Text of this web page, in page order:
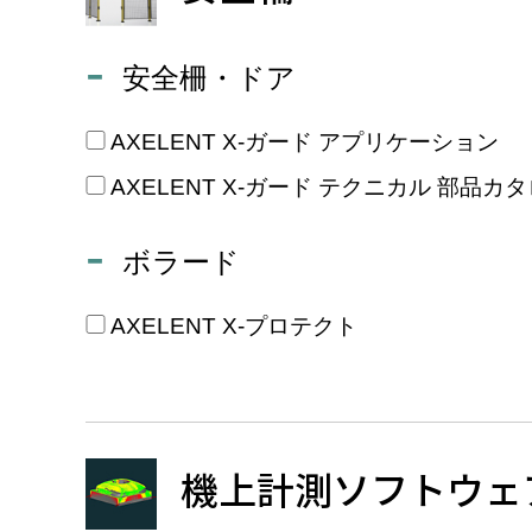
安全柵・ドア
AXELENT X-ガード アプリケーション
AXELENT X-ガード テクニカル 部品カタ
ボラード
AXELENT X-プロテクト
機上計測ソフトウェ